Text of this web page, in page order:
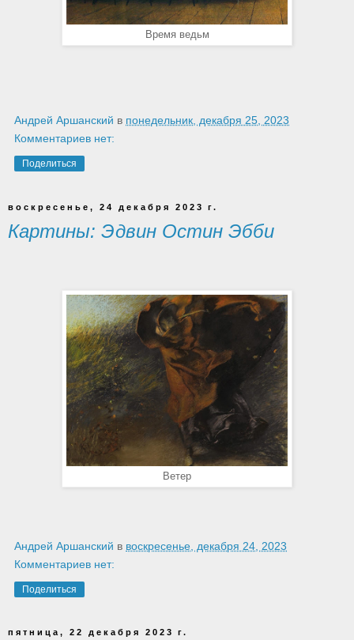
Время ведьм
Андрей Аршанский в понедельник, декабря 25, 2023
Комментариев нет:
Поделиться
воскресенье, 24 декабря 2023 г.
Картины: Эдвин Остин Эбби
Ветер
Андрей Аршанский в воскресенье, декабря 24, 2023
Комментариев нет:
Поделиться
пятница, 22 декабря 2023 г.